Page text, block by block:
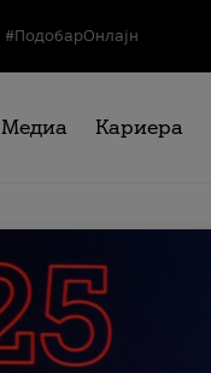
#ПодобарОнлајн
Медиа Кариера